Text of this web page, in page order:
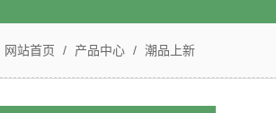
网站首页 / 产品中心 / 潮品上新